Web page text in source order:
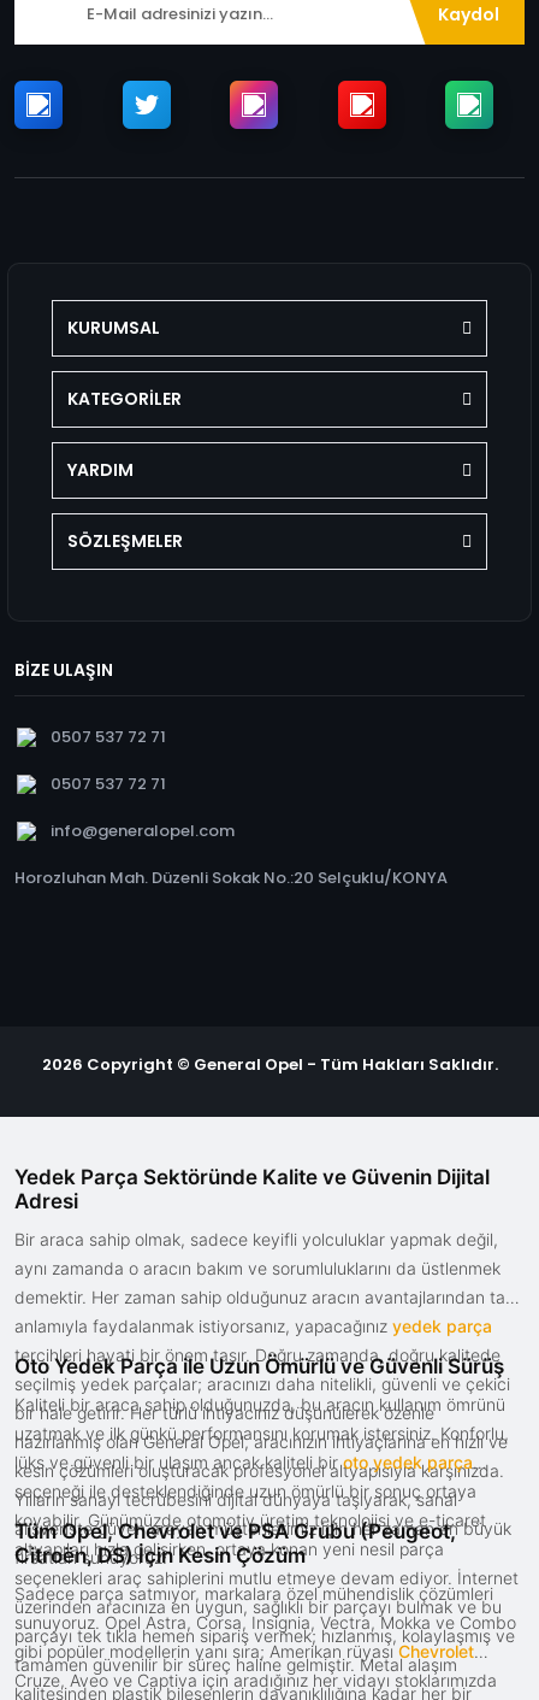
Kaydol
KURUMSAL
KATEGORİLER
YARDIM
SÖZLEŞMELER
BİZE ULAŞIN
0507 537 72 71
0507 537 72 71
info@generalopel.com
Horozluhan Mah. Düzenli Sokak No.:20 Selçuklu/KONYA
2026 Copyright © General Opel - Tüm Hakları Saklıdır.
Yedek Parça Sektöründe Kalite ve Güvenin Dijital
Adresi
Bir araca sahip olmak, sadece keyifli yolculuklar yapmak değil,
aynı zamanda o aracın bakım ve sorumluluklarını da üstlenmek
demektir. Her zaman sahip olduğunuz aracın avantajlarından tam
anlamıyla faydalanmak istiyorsanız, yapacağınız yedek parça
tercihleri hayati bir önem taşır. Doğru zamanda, doğru kalitede
seçilmiş yedek parçalar; aracınızı daha nitelikli, güvenli ve çekici
bir hale getirir. Her türlü ihtiyacınız düşünülerek özenle
hazırlanmış olan General Opel, aracınızın ihtiyaçlarına en hızlı ve
kesin çözümleri oluşturacak profesyonel altyapısıyla karşınızda.
Yılların sanayi tecrübesini dijital dünyaya taşıyarak, sanal
alışverişte güven arayan müşterilerimiz için her zaman en büyük
fırsatları sunuyoruz.
Oto Yedek Parça ile Uzun Ömürlü ve Güvenli Sürüş
Kaliteli bir araca sahip olduğunuzda, bu aracın kullanım ömrünü
uzatmak ve ilk günkü performansını korumak istersiniz. Konforlu,
lüks ve güvenli bir ulaşım ancak kaliteli biroto yedek parça
seçeneği ile desteklendiğinde uzun ömürlü bir sonuç ortaya
koyabilir. Günümüzde otomotiv üretim teknolojisi ve e-ticaret
altyapıları hızla gelişirken, ortaya konan yeni nesil parça
seçenekleri araç sahiplerini mutlu etmeye devam ediyor. İnternet
üzerinden aracınıza en uygun, sağlıklı bir parçayı bulmak ve bu
parçayı tek tıkla hemen sipariş vermek; hızlanmış, kolaylaşmış ve
tamamen güvenilir bir süreç haline gelmiştir. Metal alaşım
kalitesinden plastik bileşenlerin dayanıklılığına kadar her bir
Tüm Opel, Chevrolet ve PSA Grubu (Peugeot,
Citroën, DS) İçin Kesin Çözüm
Sadece parça satmıyor, markalara özel mühendislik çözümleri
sunuyoruz. Opel Astra, Corsa, Insignia, Vectra, Mokka ve Combo
gibi popüler modellerin yanı sıra; Amerikan rüyasıChevrolet
Cruze, Aveo ve Captiva için aradığınız her vidayı stoklarımızda